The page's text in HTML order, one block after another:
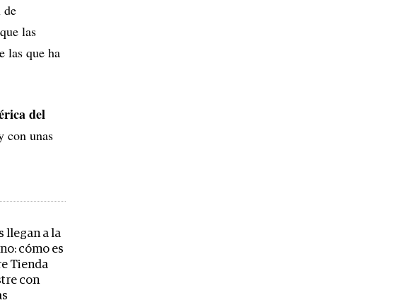
de
las
las que ha
del
con unas
llegan a la
cómo es
Tienda
con